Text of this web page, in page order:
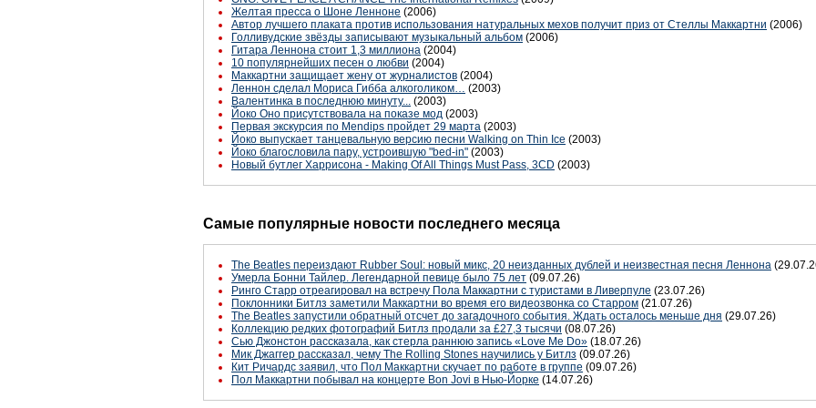
Желтая пресса о Шоне Ленноне (2006)
Автор лучшего плаката против использования натуральных мехов получит приз от Стеллы Маккартни (2006)
Голливудские звёзды записывают музыкальный альбом (2006)
Гитара Леннона стоит 1,3 миллиона (2004)
10 популярнейших песен о любви (2004)
Маккартни защищает жену от журналистов (2004)
Леннон сделал Мориса Гибба алкоголиком…
(2003)
Валентинка в последнюю минуту...
(2003)
Йоко Оно присутствовала на показе мод (2003)
Первая экскурсия по Mendips пройдет 29 марта (2003)
Йоко выпускает танцевальную версию песни Walking on Thin Ice (2003)
Йоко благословила пару, устроившую "bed-in" (2003)
Новый бутлег Харрисона - Making Of All Things Must Pass, 3CD (2003)
Самые популярные новости последнего месяца
The Beatles переиздают Rubber Soul: новый микс, 20 неизданных дублей и неизвестная песня Леннона
Умерла Бонни Тайлер. Легендарной певице было 75 лет (09.07.26)
Ринго Старр отреагировал на встречу Пола Маккартни с туристами в Ливерпуле (23.07.26)
Поклонники Битлз заметили Маккартни во время его видеозвонка со Старром (21.07.26)
The Beatles запустили обратный отсчет до загадочного события. Ждать осталось меньше дня (29.07.26)
Коллекцию редких фотографий Битлз продали за £27,3 тысячи (08.07.26)
Сью Джонстон рассказала, как стерла раннюю запись «Love Me Do» (18.07.26)
Мик Джаггер рассказал, чему The Rolling Stones научились у Битлз (09.07.26)
Кит Ричардс заявил, что Пол Маккартни скучает по работе в группе (09.07.26)
Пол Маккартни побывал на концерте Bon Jovi в Нью-Йорке (14.07.26)